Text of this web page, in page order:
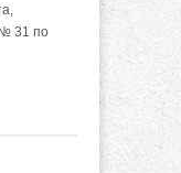
31 по